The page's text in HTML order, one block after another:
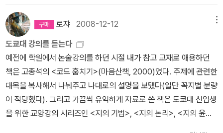
다. 이런저런 콘서트라 제목을 단 책들은 기본적인 컨셉이 어려운 걸
쉽게 설명해주는 데 초점을 맞춘다. 이 책 또한 일상의 예들을 들며 경
제학의 원리를 설명해주고 있다. 경제학 콘서트 2 - 우리 동네 집값
의 비밀에서 사무실 정치학의 논리까지, 불확실한 현실에 대처하는
경제학의 힘 팀 하포드 지음, 이진원 옮김, 웅진지식하우스, 2008년
4월, 336쪽, 13,500원 낸 책이 잘 나가면 둘째 권의 유혹에 빠진다.
1권의 성공에 힘입어 쉽게 자리 잡을 수 있고 1권과 같이 시너지 효과
도 얻을 수 있다. 그래서 2권도 나왔으리라 추정한다. 철학 콘서
글이다.이 책은 우리집에 없당~~ 사 줘야지 뭐! ^^*역사를 왜 배워야
하는지 알려주는 책으로 많은 충격과 신선함을 안겨줄 스테디 셀러
다.2004년 4월의 초등학부모독서회 토론도서로 열띤 토론을 벌였
던 책, 덕분에 우리 큰딸도 이 책을읽고논술에도 많은 도움을 받았다.
*선배들이 가장 많이 읽은 책 중의 하나이다. 과학에 대한 이야기를
일상생활을 통해 설명한 책이다.예전에 느낌표 선정도서일 때 구입해
읽었다.우리 애들이 잘 읽은 책이다.*일상을지배하는 경제 법칙의 세
계를 층미롭게 소개해 주는 책. 스타벅스 마트 이야기가 있다. 내가 경
제관련 도서를 잘 안 사고 안 읽는 편이라 이번에 1권만 바로 구입했
로쟈 2008-12-12
도쿄대 강의를 듣는다
예전에 학원에서 논술강의를 하던 시절 내가 참고 교재로 애용하던
책은 고종석의 <코드 훔치기>(마음산책, 2000)였다. 주제에 관련한
대목을 복사해서 나눠주고 나대로의 설명을 보탰다(일단 꼭지별 분량
이 적당했다). 그리고 가끔씩 유익하게 자료로 쓴 책은 도쿄대 신입생
을 위한 교양강의 시리즈인 <지의 기법>, <지의 논리>, <지의 윤리>